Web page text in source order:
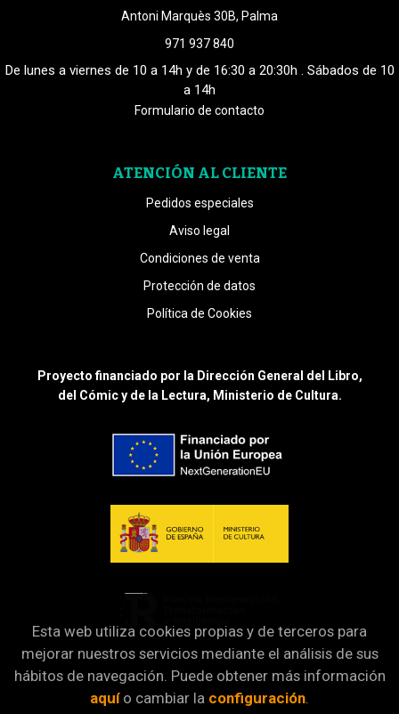
Antoni Marquès 30B, Palma
971 937 840
De lunes a viernes de 10 a 14h y de 16:30 a 20:30h . Sábados de 10
a 14h
Formulario de contacto
ATENCIÓN AL CLIENTE
Pedidos especiales
Aviso legal
Condiciones de venta
Protección de datos
Política de Cookies
Proyecto financiado por la Dirección General del Libro,
del Cómic y de la Lectura, Ministerio de Cultura.
Esta web utiliza cookies propias y de terceros para
mejorar nuestros servicios mediante el análisis de sus
hábitos de navegación. Puede obtener más información
aquío cambiar la configuración.